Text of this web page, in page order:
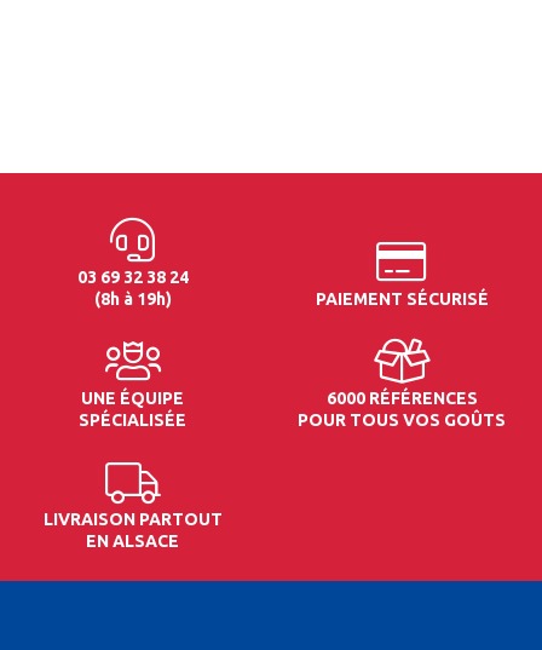
03 69 32 38 24
(8h à 19h)
PAIEMENT SÉCURISÉ
UNE ÉQUIPE
SPÉCIALISÉE
6000 RÉFÉRENCES
POUR TOUS VOS GOÛTS
LIVRAISON PARTOUT
EN ALSACE